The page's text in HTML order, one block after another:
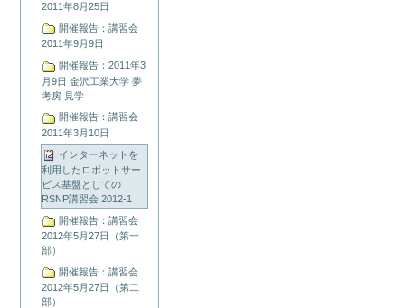
2011年8月25日
開催報告：講習会
2011年9月9日
開催報告：2011年3
月9日 金沢工業大学 夢
考房 見学
開催報告：講習会
2011年3月10日
インターネットを
利用したロボットサー
ビス基盤としての
RSNP講習会 2012-1
開催報告：講習会
2012年5月27日（第一
部）
開催報告：講習会
2012年5月27日（第二
部）